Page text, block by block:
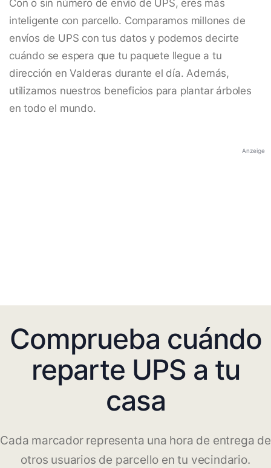
Con o sin número de envío de UPS, eres más
inteligente con parcello. Comparamos millones de
envíos de UPS con tus datos y podemos decirte
cuándo se espera que tu paquete llegue a tu
dirección en Valderas durante el día. Además,
utilizamos nuestros beneficios para plantar árboles
en todo el mundo.
Anzeige
Comprueba cuándo
reparte UPS a tu
casa
Cada marcador representa una hora de entrega de
otros usuarios de parcello en tu vecindario.